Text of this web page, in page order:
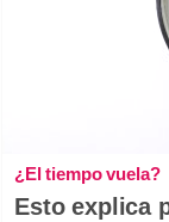
¿El tiempo vuela?
Esto explica